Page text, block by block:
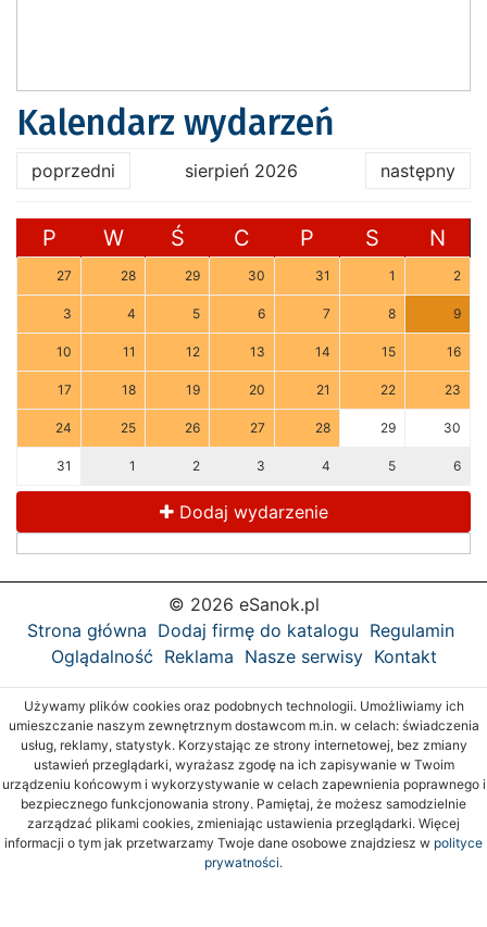
Kalendarz wydarzeń
poprzedni sierpień 2026 następny
P W Ś C P S N
27 28 29 30 31 1 2
3 4 5 6 7 8 9
10 11 12 13 14 15 16
17 18 19 20 21 22 23
24 25 26 27 28 29 30
31 1 2 3 4 5 6
Dodaj wydarzenie
© 2026 eSanok.pl
Strona główna Dodaj firmę do katalogu Regulamin
Oglądalność Reklama Nasze serwisy Kontakt
Używamy plików cookies oraz podobnych technologii. Umożliwiamy ich
umieszczanie naszym zewnętrznym dostawcom m.in. w celach: świadczenia
usług, reklamy, statystyk. Korzystając ze strony internetowej, bez zmiany
ustawień przeglądarki, wyrażasz zgodę na ich zapisywanie w Twoim
urządzeniu końcowym i wykorzystywanie w celach zapewnienia poprawnego i
bezpiecznego funkcjonowania strony. Pamiętaj, że możesz samodzielnie
zarządzać plikami cookies, zmieniając ustawienia przeglądarki. Więcej
informacji o tym jak przetwarzamy Twoje dane osobowe znajdziesz w polityce
prywatności.